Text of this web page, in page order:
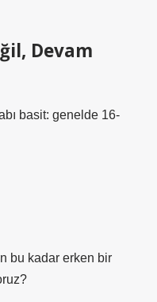
Devam
basit: genelde 16-
bu kadar erken bir